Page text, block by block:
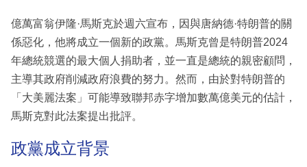
區
億萬富翁伊隆·馬斯克於週六宣布，因與唐納德·特朗普的關
係惡化，他將成立一個新的政黨。馬斯克曾是特朗普2024
年總統競選的最大個人捐助者，並一直是總統的親密顧問，
主導其政府削減政府浪費的努力。然而，由於對特朗普的
「大美麗法案」可能導致聯邦赤字增加數萬億美元的估計，
馬斯克對此法案提出批評。
政黨成立背景